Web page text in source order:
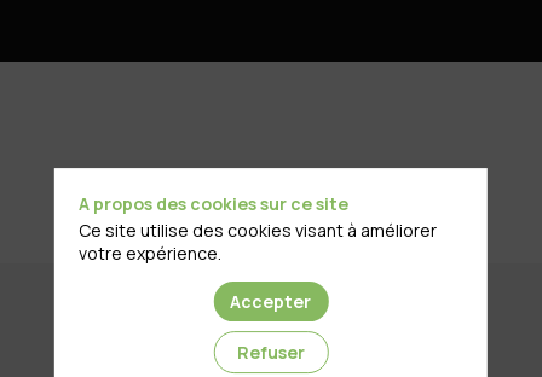
A propos des cookies sur ce site
Ce site utilise des cookies visant à améliorer
votre expérience.
Accepter
Refuser